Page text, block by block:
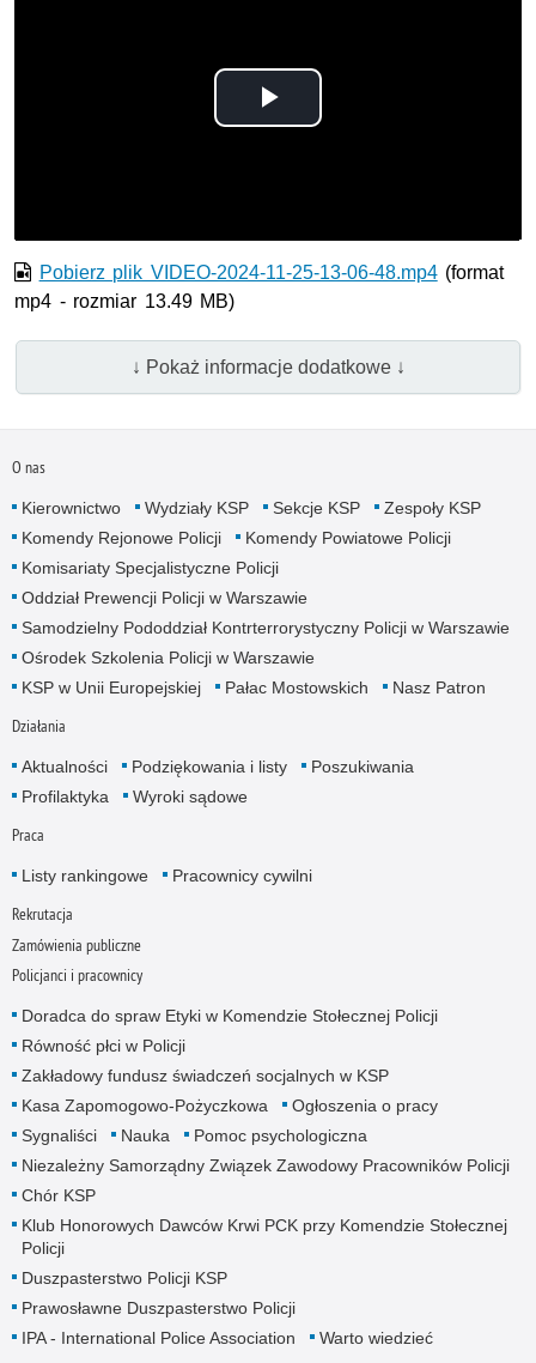
Odtwórz
Pobierz plik VIDEO-2024-11-25-13-06-48.mp4(format
mp4 - rozmiar 13.49 MB)
↓ Pokaż informacje dodatkowe ↓
O nas
Kierownictwo Wydziały KSP Sekcje KSP
Zespoły KSP
Komendy Rejonowe Policji
Komendy Powiatowe Policji
Komisariaty Specjalistyczne Policji
Oddział Prewencji Policji w Warszawie
Samodzielny Pododdział Kontrterrorystyczny Policji w Warszawie
Ośrodek Szkolenia Policji w Warszawie
KSP w Unii Europejskiej
Pałac Mostowskich Nasz Patron
Działania
Aktualności Podziękowania i listy
Poszukiwania
Profilaktyka
Wyroki sądowe
Praca
Listy rankingowe Pracownicy cywilni
Rekrutacja
Zamówienia publiczne
Policjanci i pracownicy
Doradca do spraw Etyki w Komendzie Stołecznej Policji
Równość płci w Policji
Zakładowy fundusz świadczeń socjalnych w KSP
Kasa Zapomogowo-Pożyczkowa
Ogłoszenia o pracy
Sygnaliści
Nauka
Pomoc psychologiczna
Niezależny Samorządny Związek Zawodowy Pracowników Policji
Chór KSP
Klub Honorowych Dawców Krwi PCK przy Komendzie Stołecznej
Policji
Duszpasterstwo Policji KSP
Prawosławne Duszpasterstwo Policji
IPA - International Police Association
Warto wiedzieć